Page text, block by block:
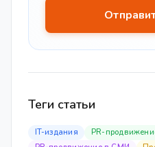
Теги статьи
IT-издания
PR-